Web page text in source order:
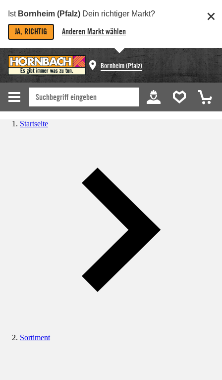
Ist Bornheim (Pfalz) Dein richtiger Markt?
JA, RICHTIG Anderen Markt wählen
Bornheim (Pfalz)
Startseite
Sortiment